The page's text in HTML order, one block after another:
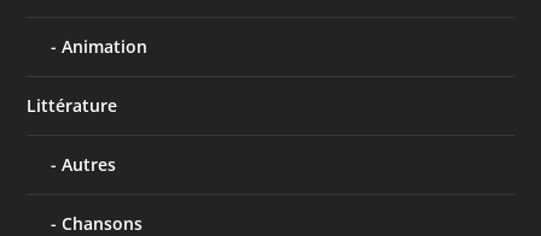
Animation
Littérature
Autres
Chansons